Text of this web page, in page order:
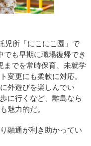
児所「にこにこ園」で
でも早期に職場復帰でき
までを常時保育、未就学
変更にも柔軟に対応。
外遊びを楽しんでい
に行くなど、離島なら
魅力的だ。
融通が利き助かってい